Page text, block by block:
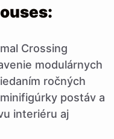
Crossing
modulárnych
ročných
postáv a
interiéru aj